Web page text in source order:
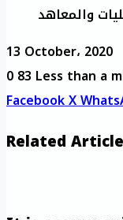
والمعاهد
13 October، 2020
083 Less than a
FacebookX
Related